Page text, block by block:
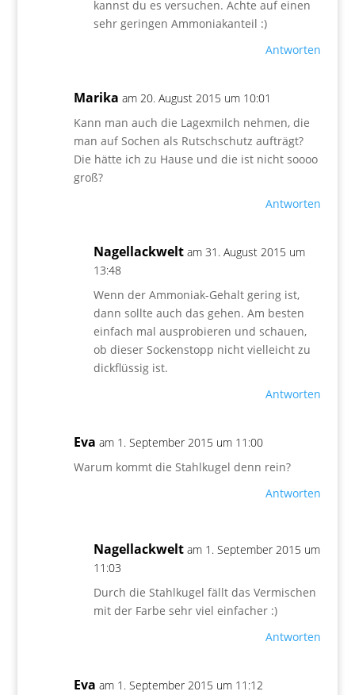
kannst du es versuchen. Achte auf einen
sehr geringen Ammoniakanteil :)
Antworten
Marika am 20. August 2015 um 10:01
Kann man auch die Lagexmilch nehmen, die
man auf Sochen als Rutschschutz aufträgt?
Die hätte ich zu Hause und die ist nicht soooo
groß?
Antworten
Nagellackwelt am 31. August 2015 um
13:48
Wenn der Ammoniak-Gehalt gering ist,
dann sollte auch das gehen. Am besten
einfach mal ausprobieren und schauen,
ob dieser Sockenstopp nicht vielleicht zu
dickflüssig ist.
Antworten
Eva am 1. September 2015 um 11:00
Warum kommt die Stahlkugel denn rein?
Antworten
Nagellackwelt am 1. September 2015 um
11:03
Durch die Stahlkugel fällt das Vermischen
mit der Farbe sehr viel einfacher :)
Antworten
Eva am 1. September 2015 um 11:12